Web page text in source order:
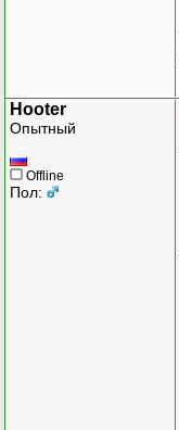
Hooter
Опытный
Offline
Пол: